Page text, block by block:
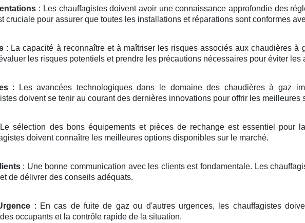
: Les chauffagistes doivent avoir une connaissance approfondie des
cruciale pour assurer que toutes les installations et réparations sont conformes
: La capacité à reconnaître et à maîtriser les risques associés aux chaudières à
les risques potentiels et prendre les précautions nécessaires pour éviter les
: Les avancées technologiques dans le domaine des chaudières à gaz
doivent se tenir au courant des dernières innovations pour offrir les meilleures
sélection des bons équipements et pièces de rechange est essentiel pour
doivent connaître les meilleures options disponibles sur le marché.
: Une bonne communication avec les clients est fondamentale. Les
de délivrer des conseils adéquats.
: En cas de fuite de gaz ou d'autres urgences, les chauffagistes
occupants et la contrôle rapide de la situation.